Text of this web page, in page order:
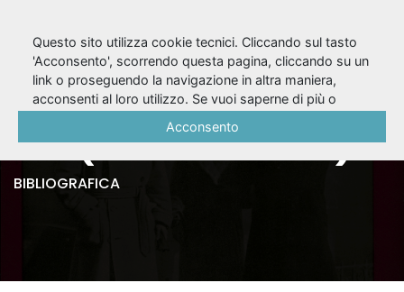
Il Dramma, A. IX, n.
157 (1° marzo 1933)
BIBLIOGRAFICA
Questo sito utilizza cookie tecnici. Cliccando sul tasto
'Acconsento', scorrendo questa pagina, cliccando su un
link o proseguendo la navigazione in altra maniera,
acconsenti al loro utilizzo. Se vuoi saperne di più o
Acconsento